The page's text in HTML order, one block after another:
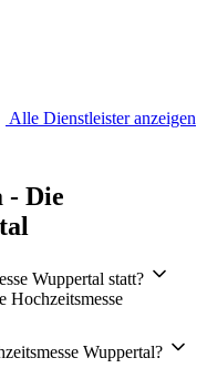
Alle Dienstleister anzeigen
- Die
Wuppertal statt?
Hochzeitsmesse
Wuppertal?